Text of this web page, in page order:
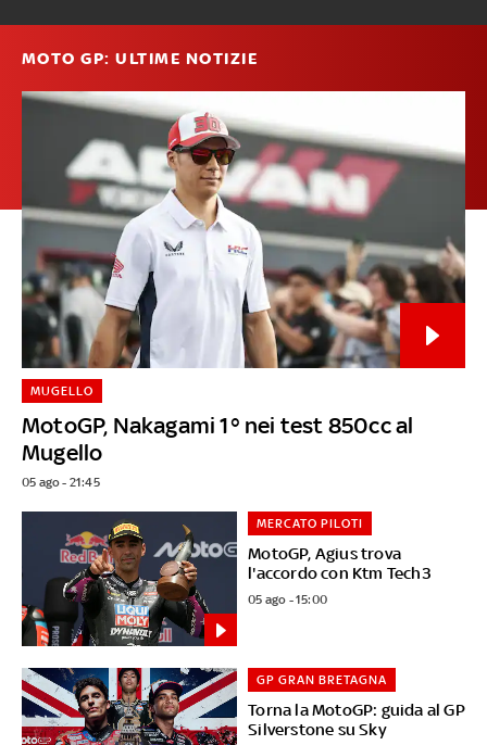
MOTO GP: ULTIME NOTIZIE
MotoGP, Nakagami 1° nei test 850cc al
Mugello
MUGELLO
05 ago - 21:45
MotoGP, Agius trova
l'accordo con Ktm Tech3
MERCATO PILOTI
05 ago - 15:00
Torna la MotoGP: guida al GP
Silverstone su Sky
GP GRAN BRETAGNA